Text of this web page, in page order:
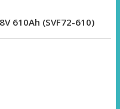
610Ah (SVF72-610)